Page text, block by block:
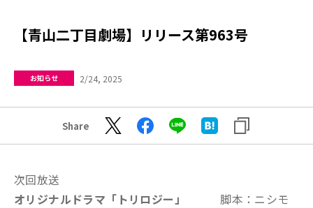
【青山二丁目劇場】リリース第963号
お知らせ 2/24, 2025
Share
次回放送
オリジナルドラマ「トリロジー」
脚本：ニシモ